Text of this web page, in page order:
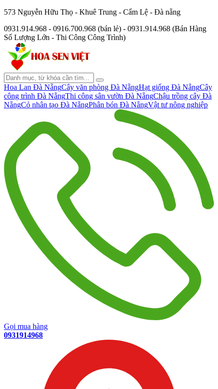
573 Nguyễn Hữu Thọ - Khuê Trung - Cẩm Lệ - Đà nẵng
0931.914.968 - 0916.700.968 (bán lẻ) - 0931.914.968 (Bán Hàng
Số Lượng Lớn - Thi Công Công Trình)
Hoa Lan Đà NẵngCây văn phòng Đà NẵngHạt giống Đà NẵngCây
công trình Đà NẵngThi công sân vườn Đà NẵngChậu trồng cây Đà
NẵngCỏ nhân tạo Đà NẵngPhân bón Đà NẵngVật tư nông nghiệp
Gọi mua hàng
0931914968